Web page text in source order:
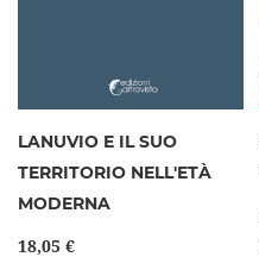
LANUVIO E IL SUO
TERRITORIO NELL'ETÀ
MODERNA
18,05 €